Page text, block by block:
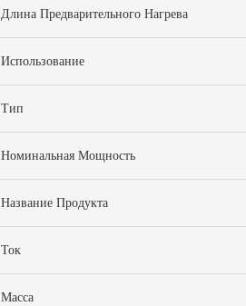
Длина Предварительного Нагрева
Использование
Тип
Номинальная Мощность
Название Продукта
Ток
Масса